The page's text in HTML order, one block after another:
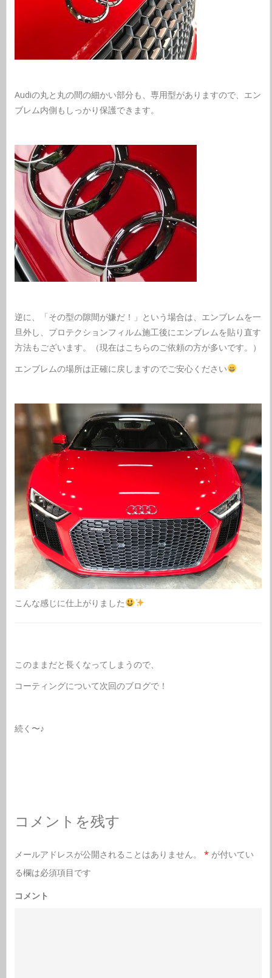
Audiの丸と丸の間の細かい部分も、専用型がありますので、エン
ブレム内側もしっかり保護できます。
逆に、「その型の隙間が嫌だ！」という場合は、エンブレムを一
旦外し、プロテクションフィルム施工後にエンブレムを貼り直す
方法もございます。（現在はこちらのご依頼の方が多いです。）
エンブレムの場所は正確に戻しますのでご安心ください
こんな感じに仕上がりました
このままだと長くなってしまうので、
コーティングについて次回のブログで！
続く〜♪
コメントを残す
メールアドレスが公開されることはありません。 * が付いてい
る欄は必須項目です
コメント